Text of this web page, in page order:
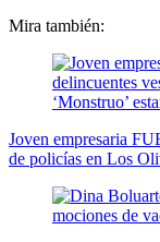
Mira también:
Joven empresaria
de policías en Los